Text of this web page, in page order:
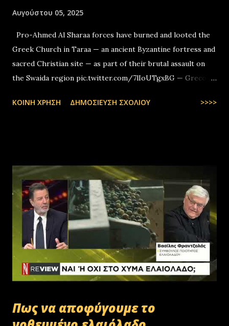
Αυγούστου 05, 2025
Pro-Ahmed Al Sharaa forces have burned and looted the
Greek Church in Taraa — an ancient Byzantine fortress and
sacred Christian site — as part of their brutal assault on
the Swaida region pic.twitter.com/7lIoUTgxBG — Greco-
ΚΟΙΝΉ ΧΡΉΣΗ ΔΗΜΟΣΊΕΥΣΗ ΣΧΟΛΊΟΥ >>>>
Πως να αποφύγουμε το